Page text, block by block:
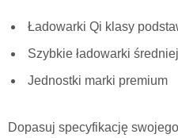
Ładowarki Qi klasy
Szybkie ładowarki
Jednostki marki premium
Dopasuj specyfikację